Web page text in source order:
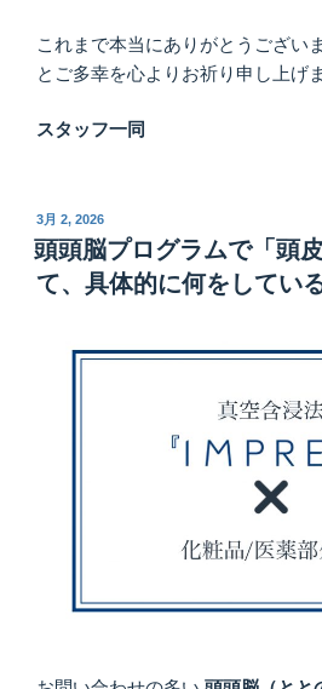
これまで本当にありがとうござい
とご多幸を心よりお祈り申し上げま
スタッフ一同
投
稿
日:
3月 2, 2026
頭頭脳プログラムで「頭
て、具体的に何をしてい